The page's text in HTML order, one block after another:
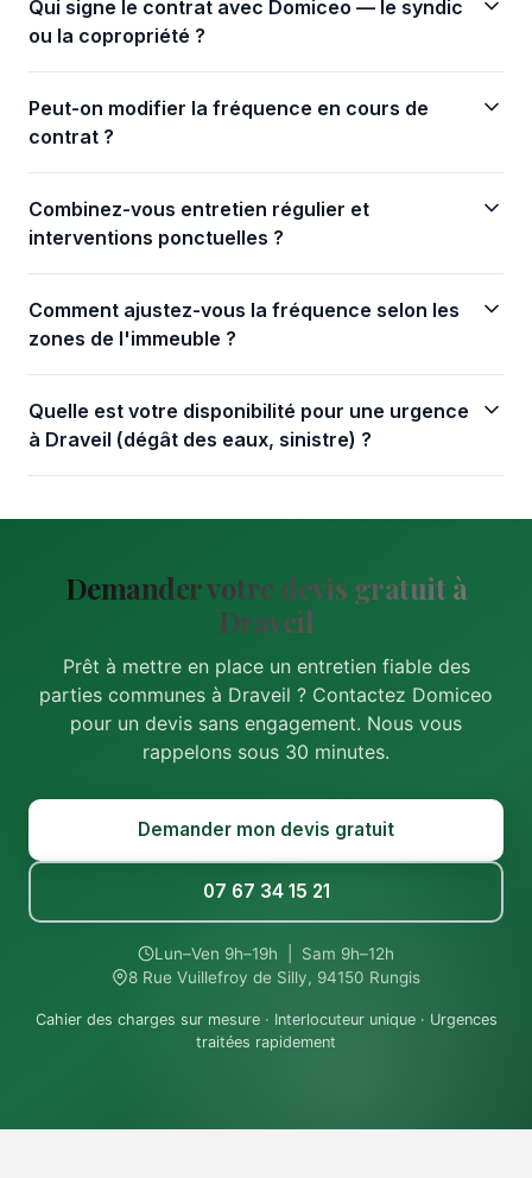
Qui signe le contrat avec Domiceo — le syndic
ou la copropriété ?
Peut-on modifier la fréquence en cours de
contrat ?
Combinez-vous entretien régulier et
interventions ponctuelles ?
Comment ajustez-vous la fréquence selon les
zones de l'immeuble ?
Quelle est votre disponibilité pour une urgence
à Draveil (dégât des eaux, sinistre) ?
Demander votre devis gratuit à
Draveil
Prêt à mettre en place un entretien fiable des
parties communes à Draveil ? Contactez Domiceo
pour un devis sans engagement. Nous vous
rappelons sous 30 minutes.
Demander mon devis gratuit
07 67 34 15 21
Lun–Ven 9h–19h | Sam 9h–12h
8 Rue Vuillefroy de Silly, 94150 Rungis
Cahier des charges sur mesure · Interlocuteur unique · Urgences
traitées rapidement